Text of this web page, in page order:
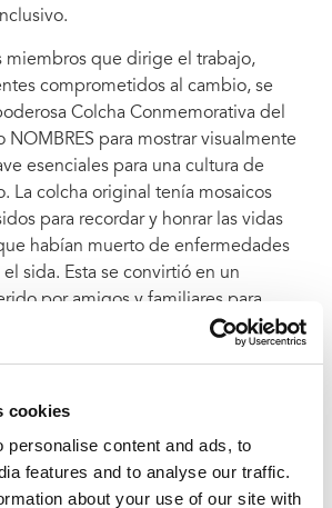
cookies
personalise content and ads, to
features and to analyse our traffic.
about your use of our site with
miembros que dirige el trabajo,
comprometidos al cambio, se
Colcha Conmemorativa del
NOMBRES para mostrar visualmente
esenciales para una cultura de
La colcha original tenía mosaicos
para recordar y honrar las vidas
habían muerto de enfermedades
sida. Esta se convirtió en un
por amigos y familiares para
queridos, ya que el estigma social
para transformar y sustentar una
y justicia social.